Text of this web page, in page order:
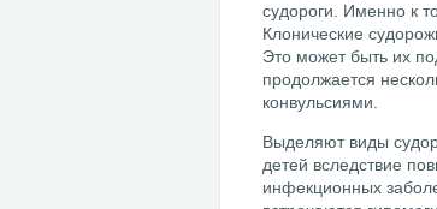
судороги. Именно к
Клонические
Это может быть их
продолжается
конвульсиями.
Выделяют виды
детей вследствие
инфекционных